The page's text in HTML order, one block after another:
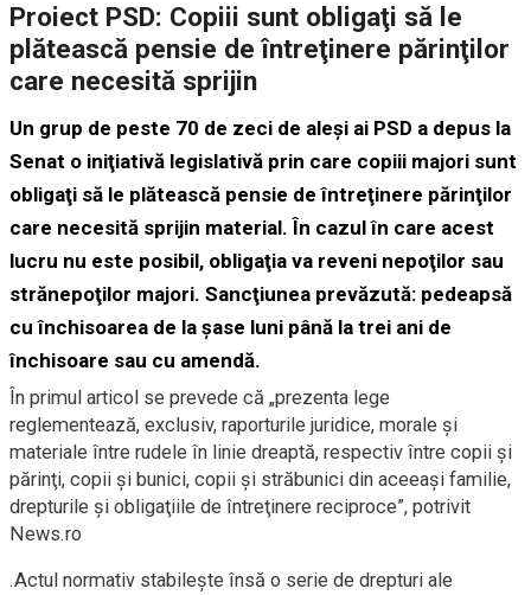
Proiect PSD: Copiii sunt obligaţi să le
plătească pensie de întreţinere părinţilor
care necesită sprijin
Un grup de peste 70 de zeci de aleşi ai PSD a depus la
Senat o iniţiativă legislativă prin care copiii majori sunt
obligaţi să le plătească pensie de întreţinere părinţilor
care necesită sprijin material. În cazul în care acest
lucru nu este posibil, obligaţia va reveni nepoţilor sau
strănepoţilor majori. Sancţiunea prevăzută: pedeapsă
cu închisoarea de la şase luni până la trei ani de
închisoare sau cu amendă.
În primul articol se prevede că „prezenta lege
reglementează, exclusiv, raporturile juridice, morale şi
materiale între rudele în linie dreaptă, respectiv între copii şi
părinţi, copii şi bunici, copii şi străbunici din aceeaşi familie,
drepturile şi obligaţiile de întreţinere reciproce”, potrivit
News.ro
.Actul normativ stabileşte însă o serie de drepturi ale